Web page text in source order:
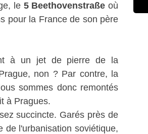
le 5 Beethovenstraße où
pour la France de son père
à un jet de pierre de la
non ? Par contre, la
sommes donc remontés
à Pragues.
succincte. Garés près de
de l'urbanisation soviétique,